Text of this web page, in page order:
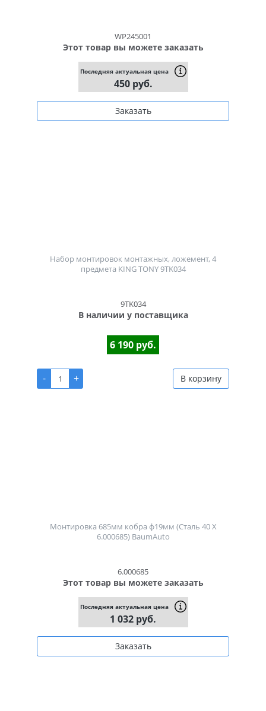
WP245001
Этот товар вы можете заказать
Последняя актуальная цена
450 руб.
Заказать
Набор монтировок монтажных, ложемент, 4
предмета KING TONY 9TK034
9TK034
В наличии у поставщика
6 190 руб.
- + В корзину
Монтировка 685мм кобра ф19мм (Сталь 40 X
6.000685) BaumAuto
6.000685
Этот товар вы можете заказать
Последняя актуальная цена
1 032 руб.
Заказать